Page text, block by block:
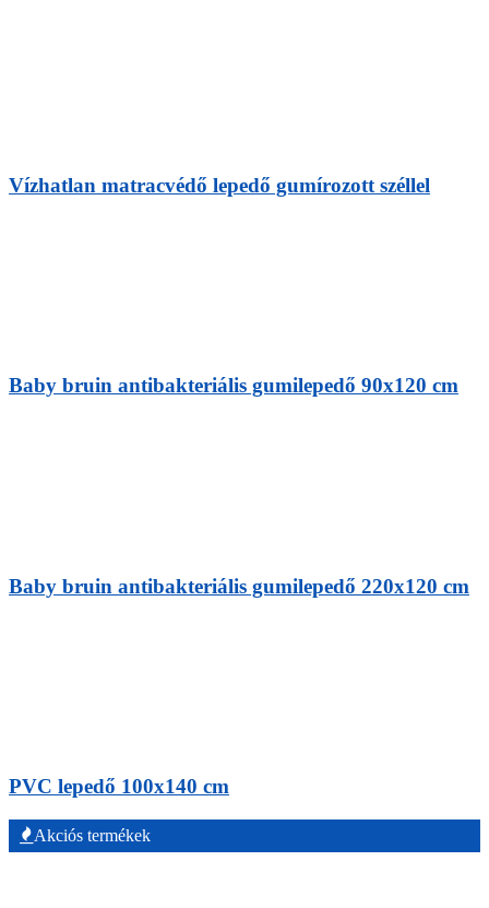
Vízhatlan matracvédő lepedő gumírozott széllel
Baby bruin antibakteriális gumilepedő 90x120 cm
Baby bruin antibakteriális gumilepedő 220x120 cm
PVC lepedő 100x140 cm
Akciós termékek